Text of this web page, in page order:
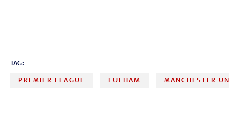
TAG:
PREMIER LEAGUE FULHAM MANCHESTER